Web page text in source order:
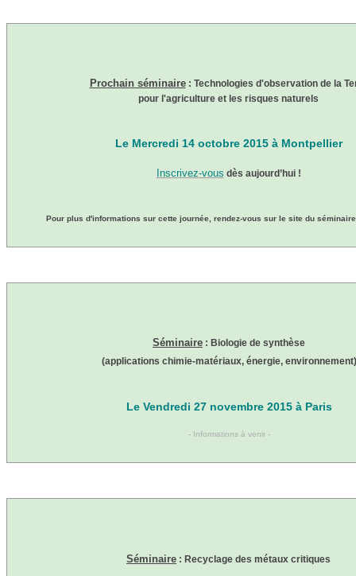
Prochain séminaire: Technologies d'observation de la
pour l'agriculture et les risques naturels
Le Mercredi 14 octobre 2015 à Montpellier
Inscrivez-vous dès aujourd’hui !
Pour plus d'informations sur cette journée, rendez-vous sur le site du
Séminaire : Biologie de synthèse
(applications chimie-matériaux, énergie, environnement)
Le Vendredi 27 novembre 2015 à Paris
- Informations à venir -
Séminaire : Recyclage des métaux critiques